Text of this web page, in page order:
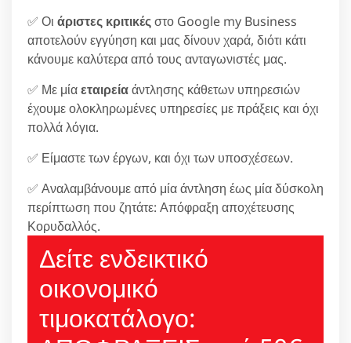
✅ Οι άριστες κριτικέςστο Google my Business
αποτελούν εγγύηση και μας δίνουν χαρά, διότι κάτι
κάνουμε καλύτερα από τους ανταγωνιστές μας.
✅ Με μίαεταιρείαάντλησης κάθετων υπηρεσιών
έχουμε ολοκληρωμένες υπηρεσίες με πράξεις και όχι
πολλά λόγια.
✅ Είμαστε των έργων, και όχι των υποσχέσεων.
✅ Αναλαμβάνουμε από μία άντληση έως μία δύσκολη
περίπτωση που ζητάτε: Απόφραξη αποχέτευσης
Κορυδαλλός.
Δείτε ενδεικτικό
οικονομικό
τιμοκατάλογο: